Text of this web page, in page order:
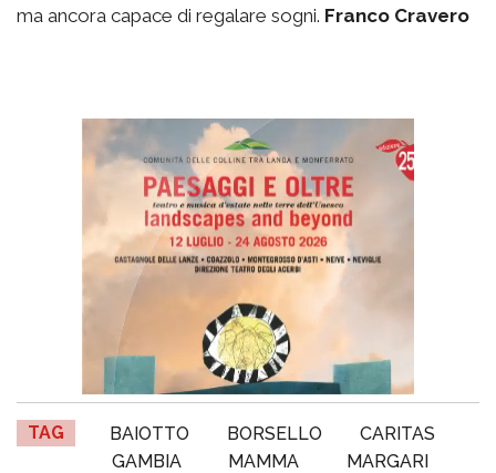
ma ancora capace di regalare sogni. Franco Cravero
TAG BAIOTTO BORSELLO
CARITAS
GAMBIA
MAMMA
MARGARI